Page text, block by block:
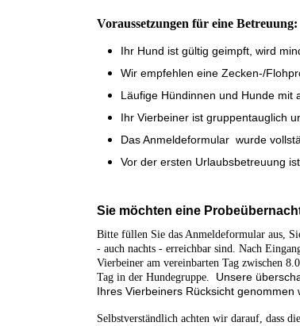
Voraussetzungen für eine Betreuung:
Ihr Hund ist gültig geimpft, wird
Wir empfehlen eine Zecken-/
Läufige Hündinnen und Hunde mit
Ihr Vierbeiner ist gruppentauglich
Das Anmeldeformular wurde
Vor der ersten Urlaubsbetreuung
Sie möchten eine
Bitte füllen Sie das Anmeldeformular aus,
- auch nachts - erreichbar sind. Nach
Vierbeiner am vereinbarten Tag zwischen
Tag in der Hundegruppe. Unsere
Ihres Vierbeiners Rücksicht genommen
Selbstverständlich achten wir darauf, dass